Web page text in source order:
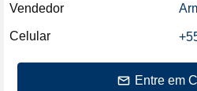
Vendedor
Celular
Entre em